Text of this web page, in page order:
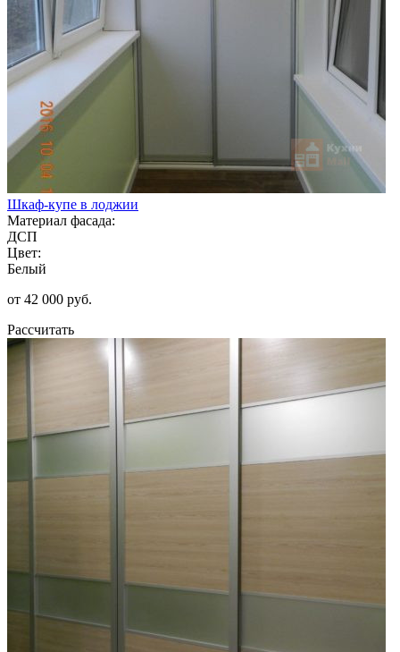
Шкаф-купе в лоджии
Материал фасада:
ДСП
Цвет:
Белый
от 42 000 руб.
Рассчитать